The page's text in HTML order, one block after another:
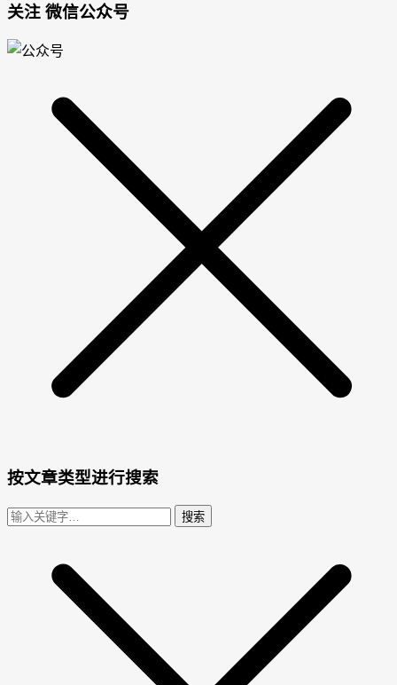
关注 微信公众号
按文章类型进行搜索